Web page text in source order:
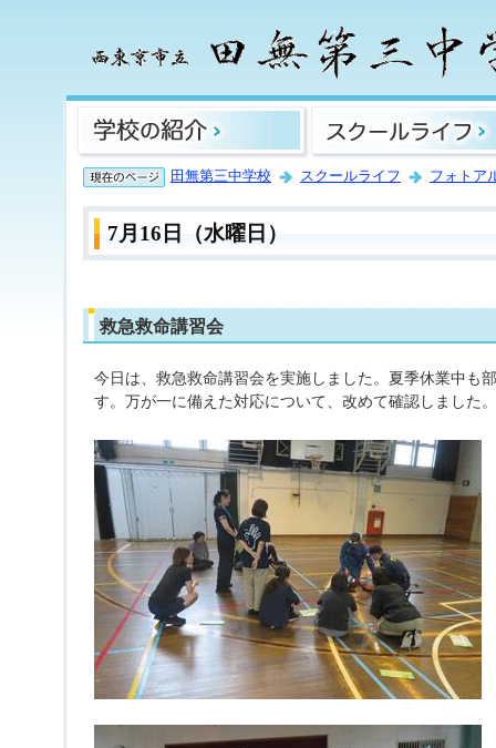
田無第三中学校 スクールライフ フォトア
7月16日（水曜日）
救急救命講習会
今日は、救急救命講習会を実施しました。夏季休業中も
す。万が一に備えた対応について、改めて確認しました。